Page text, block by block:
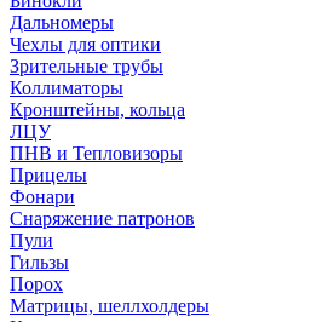
Дальномеры
Чехлы для оптики
Зрительные трубы
Коллиматоры
Кронштейны, кольца
ЛЦУ
ПНВ и Тепловизоры
Прицелы
Фонари
Снаряжение патронов
Пули
Гильзы
Порох
Матрицы, шеллхолдеры